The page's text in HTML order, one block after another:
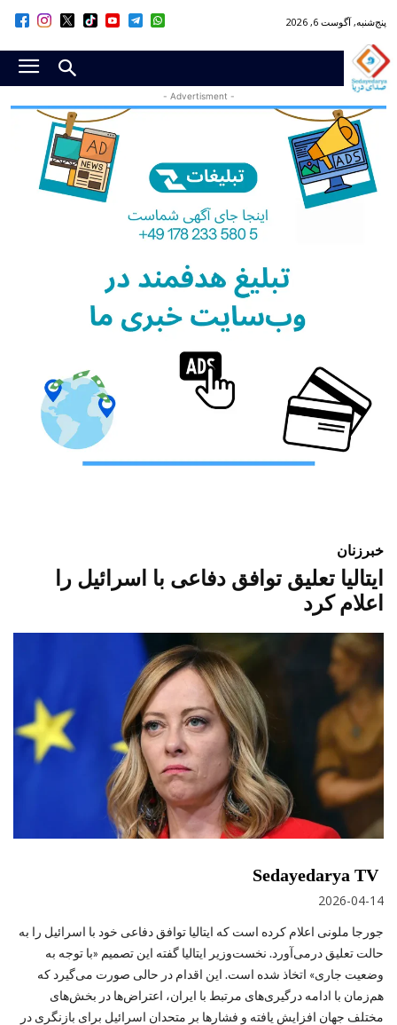
پنج‌شنبه, آگوست 6, 2026
- Advertisment -
خبر زنان
ایتالیا تعلیق توافق دفاعی با اسرائیل را
اعلام کرد
Sedayedarya TV
2026-04-14
جورجا ملونی اعلام کرده است که ایتالیا توافق دفاعی خود با اسرائیل را به
حالت تعلیق درمی‌آورد. نخست‌وزیر ایتالیا گفته این تصمیم «با توجه به
وضعیت جاری» اتخاذ شده است. این اقدام در حالی صورت می‌گیرد که
هم‌زمان با ادامه درگیری‌های مرتبط با ایران، اعتراض‌ها در بخش‌های
مختلف جهان افزایش یافته و فشارها بر متحدان اسرائیل برای بازنگری در